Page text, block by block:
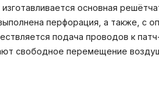
основная
перфорация, а также, с
подача проводов к
свободное перемещение